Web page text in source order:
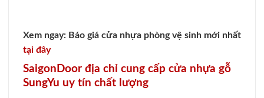
Xem ngay: Báo giá cửa nhựa phòng vệ sinh mới nhất
tại đây
SaigonDoor địa chỉ cung cấp cửa nhựa gỗ
SungYu uy tín chất lượng